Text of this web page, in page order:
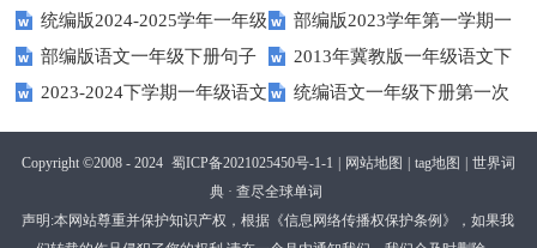
练
语文下册期中复习卷
统编版2024-2025学年一年级
语文上册期末巩固测试卷
部编版2023学年第一学期一
年级语文期中综合试卷
部编版语文一年级下册句子
专项训练
2013年冀教版一年级语文下
期末测试卷及答案
2023-2024下学期一年级语文
下册期末测试卷
统编语文一年级下册第一次
月考测试题4（无答案）
Copyright ©2008 - 2024 蜀ICP备2021025450号-1-1 | 网站地图 | tag地图 | 世界词
典 · 查尽全球单词
声明:本网站尊重并保护知识产权，根据《信息网络传播权保护条例》，如果我